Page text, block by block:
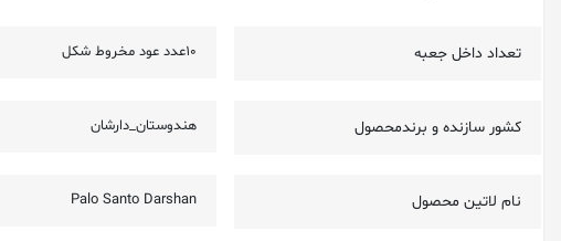
تعداد داخل جعبه 10عدد عود مخروط شکل
کشور سازنده و برندمحصول هندوستان_دارشان
نام لاتین محصول Palo Santo Darshan